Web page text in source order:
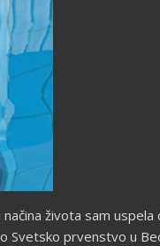
života sam uspela
Svetsko prvenstvo u